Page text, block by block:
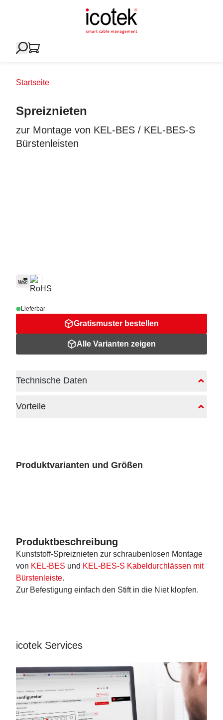
Startseite
Spreiznieten
zur Montage von KEL-BES / KEL-BES-S
Bürstenleisten
Lieferbar
Gratismuster bestellen
Alle Varianten zeigen
Technische Daten
Vorteile
Produktvarianten und Größen
Produktbeschreibung
Kunststoff-Spreiznieten zur schraubenlosen Montage
von KEL-BES und KEL-BES-S Kabeldurchlässen mit
Bürstenleiste.
Zur Befestigung einfach den Stift in die Niet klopfen.
icotek Services